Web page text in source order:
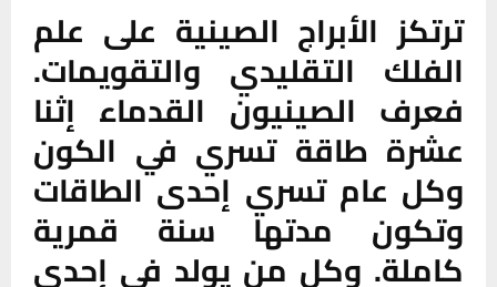
ترتكز الأبراج الصينية على علم
الفلك التقليدي والتقويمات.
فعرف الصينيون القدماء إثنا
عشرة طاقة تسري في الكون
وكل عام تسري إحدى الطاقات
وتكون مدتها سنة قمرية
كاملة. وكل من يولد في إحدى